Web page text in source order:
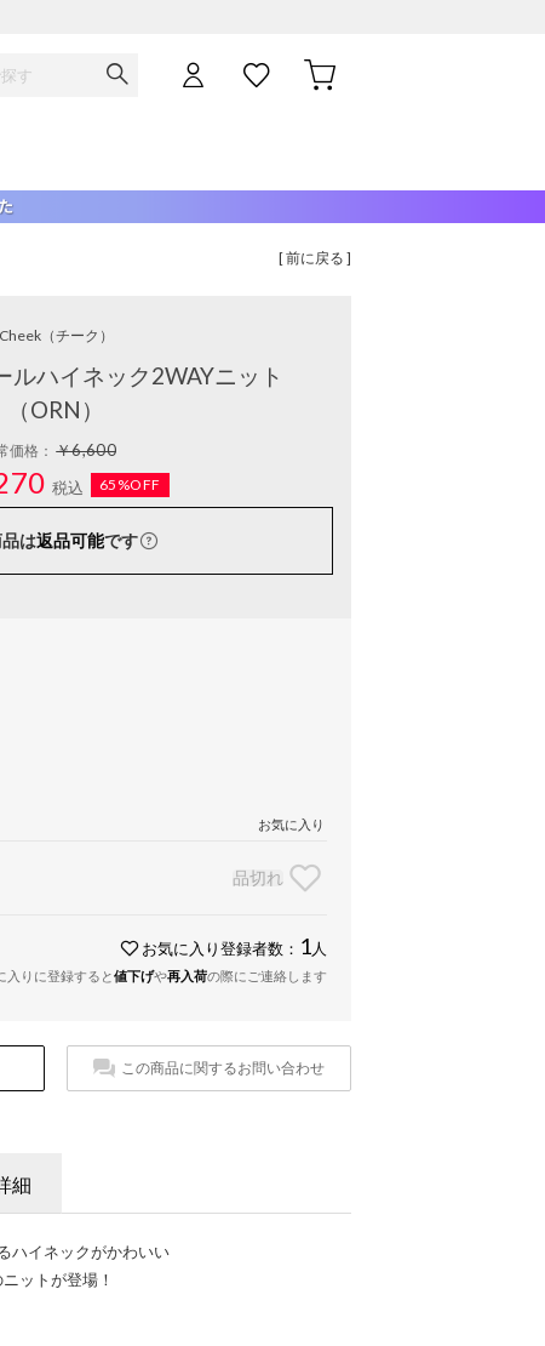
[ 前に戻る ]
Cheek（チーク）
ルハイネック2WAYニット
（ORN）
価格：￥6,600
税込 65%OFF
は返品可能です
お気に入り
品切れ
お気に入り登録者数： 1 人
入りに登録すると値下げや再入荷の際にご連絡します
この商品に関するお問い合わせ
細
ハイネックがかわいい
ットが登場！